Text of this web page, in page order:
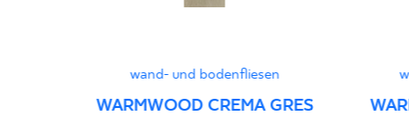
wand- und bodenfliesen
WARMWOOD CREMA GRES